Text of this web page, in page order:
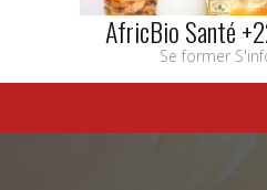
AfricBio Santé
Se former